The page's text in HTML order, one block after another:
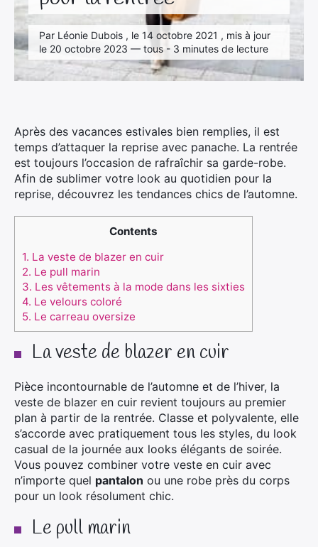
Par Léonie Dubois , le 14 octobre 2021 , mis à jour
le 20 octobre 2023 — tous - 3 minutes de lecture
Après des vacances estivales bien remplies, il est
temps d’attaquer la reprise avec panache. La rentrée
est toujours l’occasion de rafraîchir sa garde-robe.
Afin de sublimer votre look au quotidien pour la
reprise, découvrez les tendances chics de l’automne.
Contents
1. La veste de blazer en cuir
2. Le pull marin
3. Les vêtements à la mode dans les sixties
4. Le velours coloré
5. Le carreau oversize
La veste de blazer en cuir
Pièce incontournable de l’automne et de l’hiver, la
veste de blazer en cuir revient toujours au premier
plan à partir de la rentrée. Classe et polyvalente, elle
s’accorde avec pratiquement tous les styles, du look
casual de la journée aux looks élégants de soirée.
Vous pouvez combiner votre veste en cuir avec
n’importe quel pantalon ou une robe près du corps
pour un look résolument chic.
Le pull marin